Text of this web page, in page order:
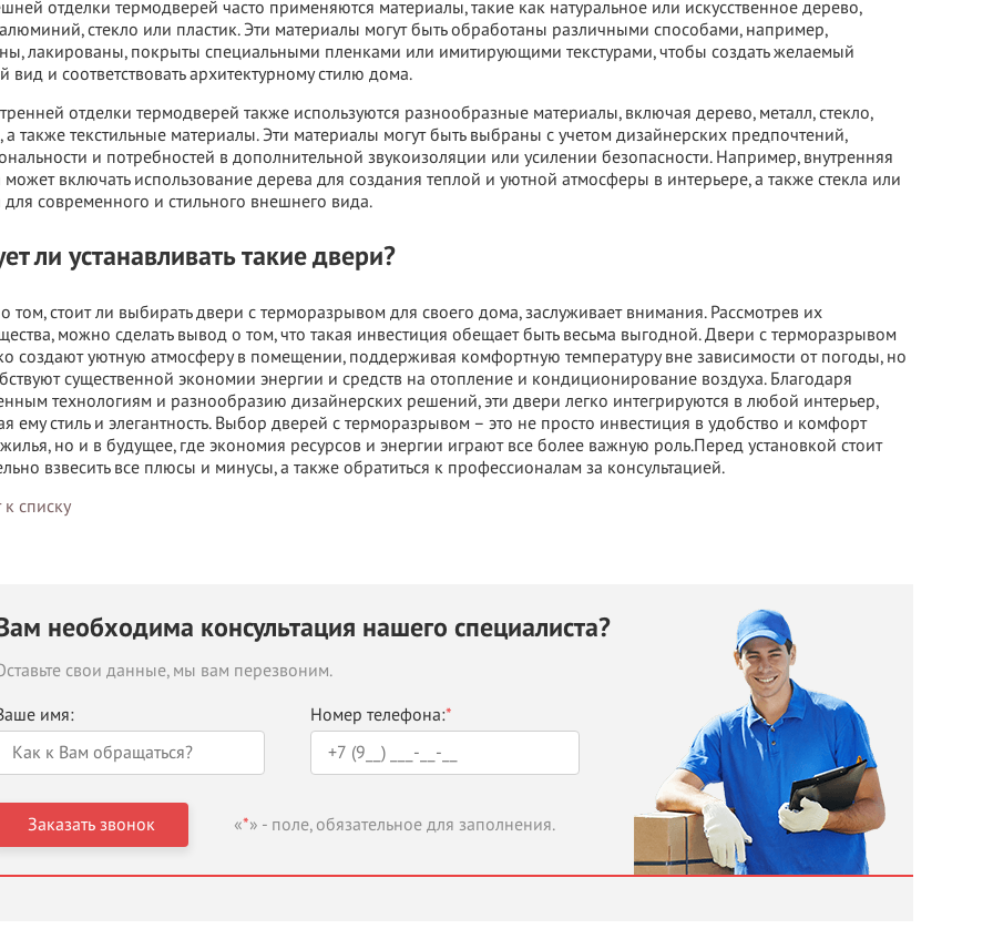
отделки термодверей часто применяются материалы, такие как натуральное или искусственное дерево,
стекло или пластик. Эти материалы могут быть обработаны различными способами, например,
лакированы, покрыты специальными пленками или имитирующими текстурами, чтобы создать желаемый
вид и соответствовать архитектурному стилю дома.
отделки термодверей также используются разнообразные материалы, включая дерево, металл, стекло,
а также текстильные материалы. Эти материалы могут быть выбраны с учетом дизайнерских предпочтений,
и потребностей в дополнительной звукоизоляции или усилении безопасности. Например, внутренняя
может включать использование дерева для создания теплой и уютной атмосферы в интерьере, а также стекла или
для современного и стильного внешнего вида.
ли устанавливать такие двери?
том, стоит ли выбирать двери с терморазрывом для своего дома, заслуживает внимания. Рассмотрев их
можно сделать вывод о том, что такая инвестиция обещает быть весьма выгодной. Двери с терморазрывом
создают уютную атмосферу в помещении, поддерживая комфортную температуру вне зависимости от погоды, но
существенной экономии энергии и средств на отопление и кондиционирование воздуха. Благодаря
технологиям и разнообразию дизайнерских решений, эти двери легко интегрируются в любой интерьер,
ему стиль и элегантность. Выбор дверей с терморазрывом – это не просто инвестиция в удобство и комфорт
но и в будущее, где экономия ресурсов и энергии играют все более важную роль.Перед установкой стоит
взвесить все плюсы и минусы, а также обратиться к профессионалам за консультацией.
к списку
необходима консультация нашего специалиста?
свои данные, мы вам перезвоним.
имя: Номер телефона:*
«*» - поле, обязательное для заполнения.